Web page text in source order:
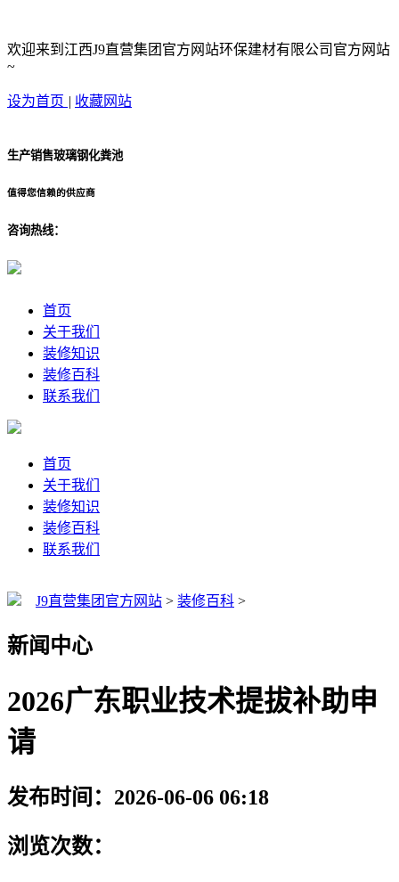
欢迎来到江西J9直营集团官方网站环保建材有限公司官方网站
~
设为首页 | 收藏网站
生产销售玻璃钢化粪池
值得您信赖的供应商
咨询热线：
首页
关于我们
装修知识
装修百科
联系我们
首页
关于我们
装修知识
装修百科
联系我们
J9直营集团官方网站 > 装修百科 >
新闻中心
2026广东职业技术提拔补助申
请
发布时间：2026-06-06 06:18
浏览次数：